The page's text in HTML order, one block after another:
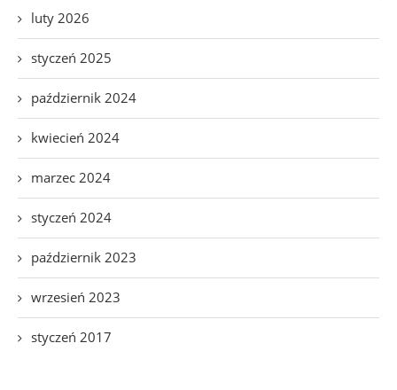
luty 2026
styczeń 2025
październik 2024
kwiecień 2024
marzec 2024
styczeń 2024
październik 2023
wrzesień 2023
styczeń 2017